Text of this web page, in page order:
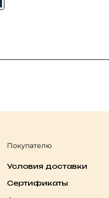
Покупателю
Условия доставки
Сертификаты